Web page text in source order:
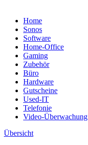
Home
Sonos
Software
Home-Office
Gaming
Zubehör
Büro
Hardware
Gutscheine
Used-IT
Telefonie
Video-Überwachung
Übersicht